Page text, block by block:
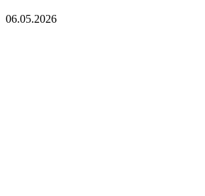
06.05.2026